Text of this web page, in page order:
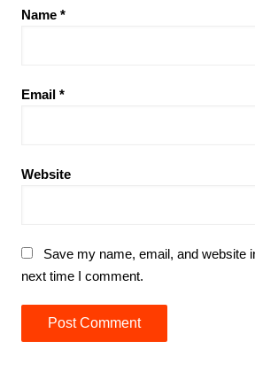
Name *
Email *
Website
Save my name, email, and website
next time I comment.